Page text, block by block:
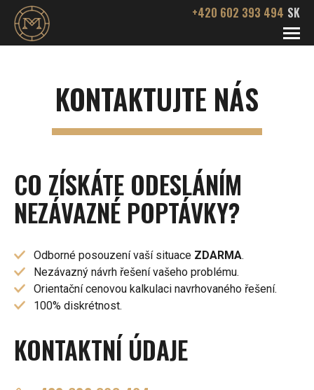
+420 602 393 494 SK
Podnikatelská pohotovost
Odkup firem
Dosazení vedení a vlastníků
Audit rizik podnikání
O NÁS
KONTAKT
KONTAKTUJTE NÁS
CO ZÍSKÁTE ODESLÁNÍM
NEZÁVAZNÉ POPTÁVKY?
Odborné posouzení vaší situace ZDARMA.
Nezávazný návrh řešení vašeho problému.
Orientační cenovou kalkulaci navrhovaného řešení.
100% diskrétnost.
KONTAKTNÍ ÚDAJE